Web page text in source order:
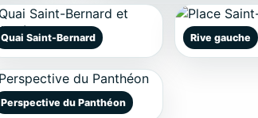
Quai Saint-Bernard Rive gauche
Perspective du Panthéon